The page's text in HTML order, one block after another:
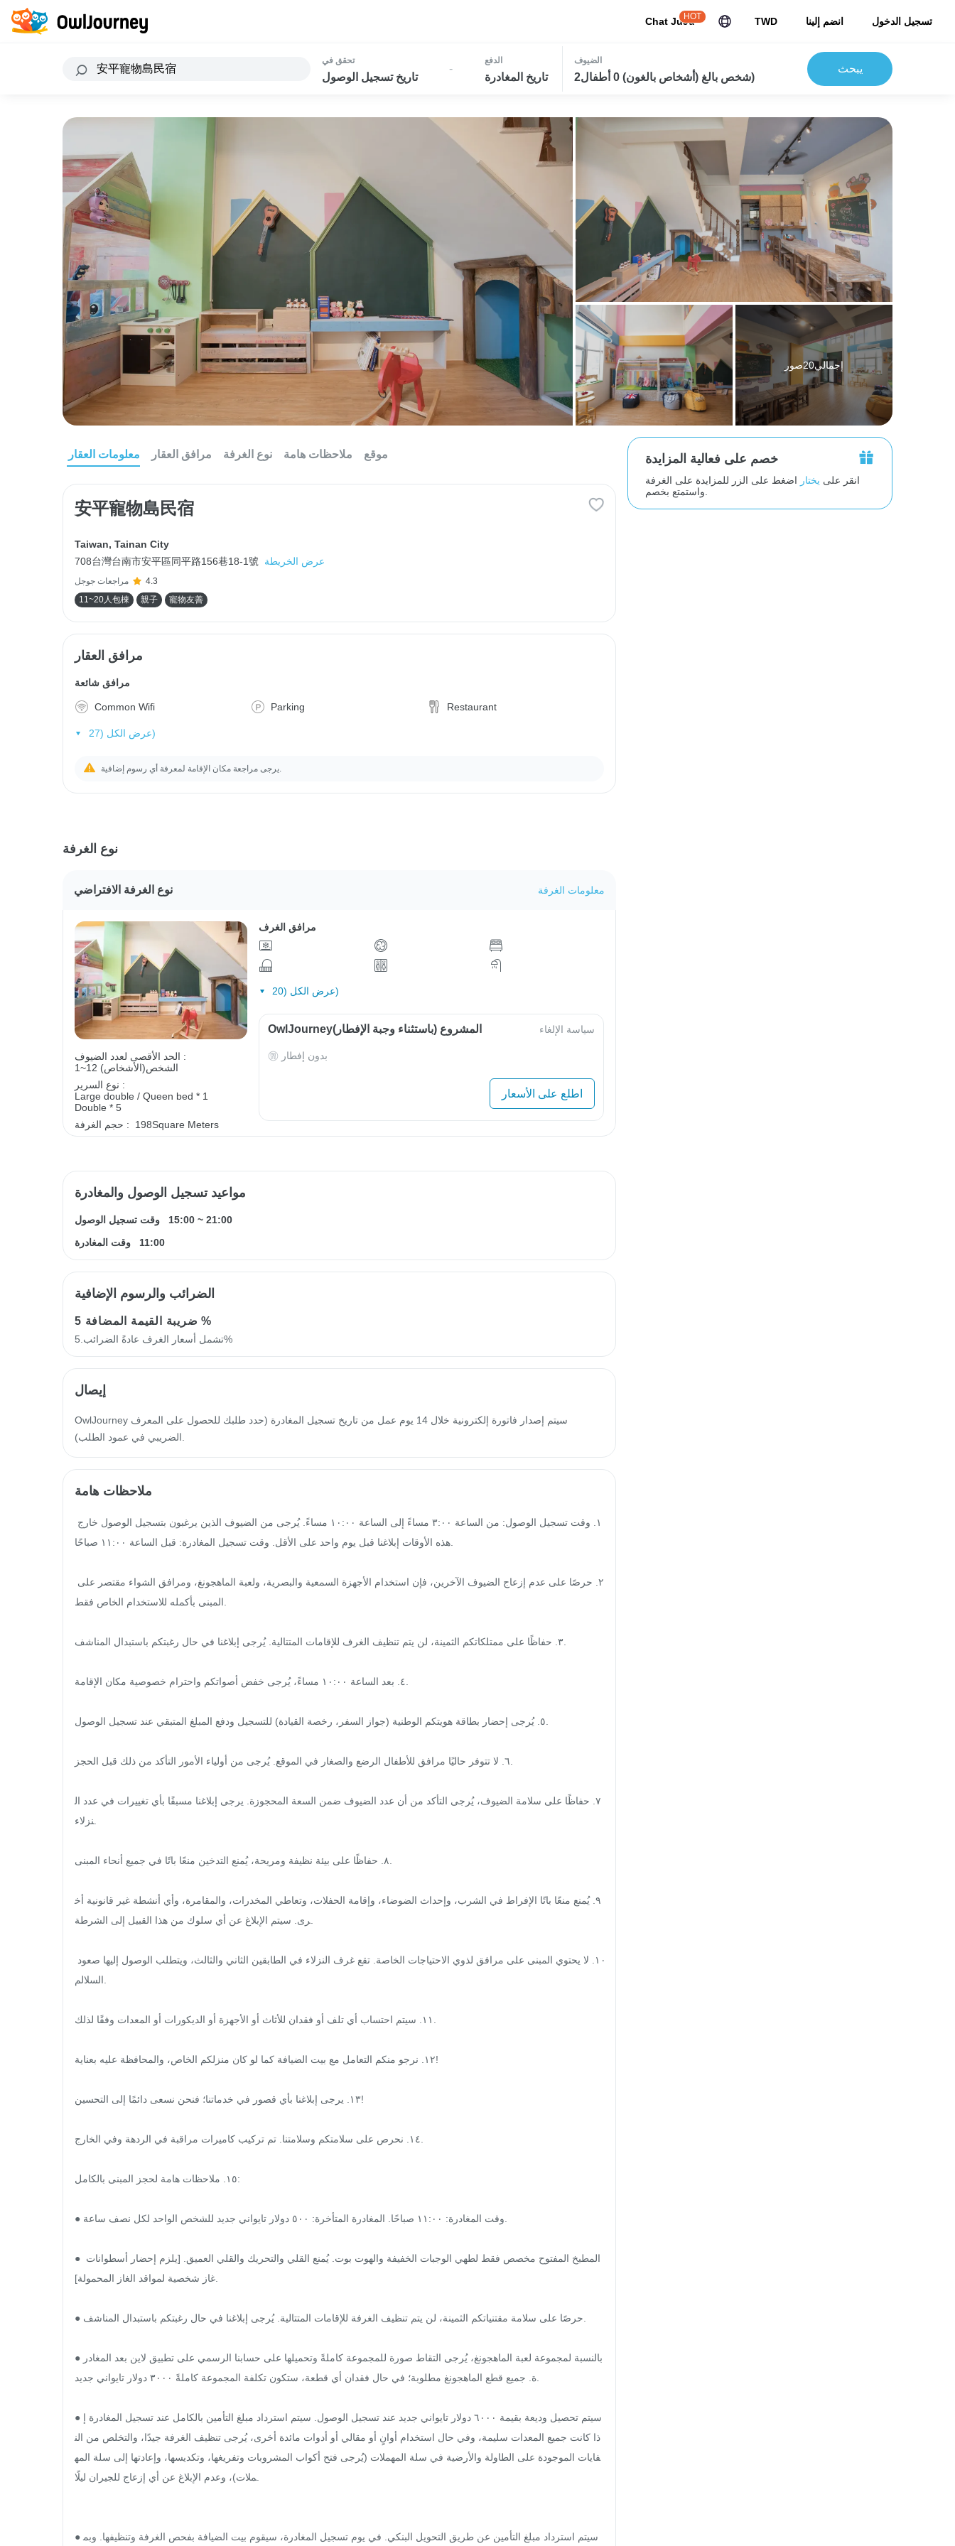
Chat JuJu
HOT TWD انضم إلينا تسجيل الدخول
تحقق في
تاريخ تسجيل الوصول
-
الدفع
تاريخ المغادرة
الضيوف
2شخص بالغ (أشخاص بالغون) 0 أطفال)
يبحث
إجمالي20صور
معلومات العقار مرافق العقار نوع الغرفة ملاحظات هامة موقع
安平寵物島民宿
Taiwan, Tainan City
708台灣台南市安平區同平路156巷18-1號
عرض الخريطة
مراجعات جوجل
4.3
11~20人包棟
親子 寵物友善
مرافق العقار
مرافق شائعة
Common Wifi Parking Restaurant
عرض الكل (27)
نوع الغرفة
نوع الغرفة الافتراضي معلومات الغرفة
الحد الأقصى لعدد الضيوف :
1~12 الشخص(الأشخاص)
نوع السرير :
Large double / Queen bed * 1
Double * 5
حجم الغرفة :
198Square Meters
مرافق الغرف
عرض الكل (20)
OwlJourneyالمشروع (باستثناء وجبة الإفطار) سياسة الإلغاء
بدون إفطار
اطلع على الأسعار
مواعيد تسجيل الوصول والمغادرة
وقت تسجيل الوصول 15:00 ~ 21:00
وقت المغادرة
11:00
الضرائب والرسوم الإضافية
ضريبة القيمة المضافة 5 %
تشمل أسعار الغرف عادةً الضرائب.5%
إيصال
OwlJourney سيتم إصدار فاتورة إلكترونية خلال 14 يوم عمل من تاريخ تسجيل المغادرة (حدد طلبك للحصول على المعرف
ملاحظات هامة
هذه الأوقات إبلاغنا قبل يوم واحد على الأقل. وقت تسجيل المغادرة: قبل الساعة ١١:٠٠ صباحًا.
المبنى بأكمله للاستخدام الخاص فقط.
٣. حفاظًا على ممتلكاتكم الثمينة، لن يتم تنظيف الغرف للإقامات المتتالية. يُرجى إبلاغنا في حال رغبتكم باستبدال المناشف.
٤. بعد الساعة ١٠:٠٠ مساءً، يُرجى خفض أصواتكم واحترام خصوصية مكان الإقامة.
٥. يُرجى إحضار بطاقة هويتكم الوطنية (جواز السفر، رخصة القيادة) للتسجيل ودفع المبلغ المتبقي عند تسجيل الوصول.
٦. لا تتوفر حاليًا مرافق للأطفال الرضع والصغار في الموقع. يُرجى من أولياء الأمور التأكد من ذلك قبل الحجز.
٧. حفاظًا على سلامة الضيوف، يُرجى التأكد من أن عدد الضيوف ضمن السعة المحجوزة. يرجى إبلاغنا مسبقًا بأي تغييرات في عدد ال
نزلاء.
٨. حفاظًا على بيئة نظيفة ومريحة، يُمنع التدخين منعًا باتًا في جميع أنحاء المبنى.
٩. يُمنع منعًا باتًا الإفراط في الشرب، وإحداث الضوضاء، وإقامة الحفلات، وتعاطي المخدرات، والمقامرة، وأي أنشطة غير قانونية أخ
رى. سيتم الإبلاغ عن أي سلوك من هذا القبيل إلى الشرطة.
السلالم.
١١. سيتم احتساب أي تلف أو فقدان للأثاث أو الأجهزة أو الديكورات أو المعدات وفقًا لذلك.
١٢. نرجو منكم التعامل مع بيت الضيافة كما لو كان منزلكم الخاص، والمحافظة عليه بعناية!
١٣. يرجى إبلاغنا بأي قصور في خدماتنا؛ فنحن نسعى دائمًا إلى التحسين!
١٤. نحرص على سلامتكم وسلامتنا. تم تركيب كاميرات مراقبة في الردهة وفي الخارج.
١٥. ملاحظات هامة لحجز المبنى بالكامل:
● وقت المغادرة: ١١:٠٠ صباحًا. المغادرة المتأخرة: ٥٠٠ دولار تايواني جديد للشخص الواحد لكل نصف ساعة.
● المطبخ المفتوح مخصص فقط لطهي الوجبات الخفيفة والهوت بوت. يُمنع القلي والتحريك والقلي العميق. [يلزم إحضار أسطوانات
غاز شخصية لمواقد الغاز المحمولة].
● حرصًا على سلامة مقتنياتكم الثمينة، لن يتم تنظيف الغرفة للإقامات المتتالية. يُرجى إبلاغنا في حال رغبتكم باستبدال المناشف.
● بالنسبة لمجموعة لعبة الماهجونغ، يُرجى التقاط صورة للمجموعة كاملةً وتحميلها على حسابنا الرسمي على تطبيق لاين بعد المغادر
ة. جميع قطع الماهجونغ مطلوبة؛ في حال فقدان أي قطعة، ستكون تكلفة المجموعة كاملةً ٣٠٠٠ دولار تايواني جديد.
● سيتم تحصيل وديعة بقيمة ٦٠٠٠ دولار تايواني جديد عند تسجيل الوصول. سيتم استرداد مبلغ التأمين بالكامل عند تسجيل المغادرة إ
ذا كانت جميع المعدات سليمة، وفي حال استخدام أوانٍ أو مقالي أو أدوات مائدة أخرى، يُرجى تنظيف الغرفة جيدًا، والتخلص من الن
فايات الموجودة على الطاولة والأرضية في سلة المهملات (يُرجى فتح أكواب المشروبات وتفريغها، وتكديسها، وإعادتها إلى سلة المه
ملات)، وعدم الإبلاغ عن أي إزعاج للجيران ليلًا.
● سيتم استرداد مبلغ التأمين عن طريق التحويل البنكي. في يوم تسجيل المغادرة، سيقوم بيت الضيافة بفحص الغرفة وتنظيفها. وبم
خصم على فعالية المزايدة
انقر على يختار اضغط على الزر للمزايدة على الغرفة